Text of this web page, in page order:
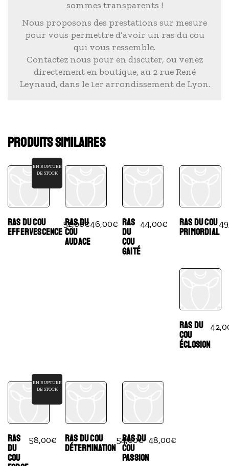
sommes transparents !
Nous proposons des prestations sur mesure
pour vous permettre d’avoir un ras du cou
qui vous ressemble.
Contactez nous pour en discuter, ou venez
directement en boutique, au 2 rue René
Leynaud, dans le 1er arrondissement de Lyon.
PRODUITS SIMILAIRES
EN RUPTURE
DE STOCK
RAS DU COU
EFFERVESCENCE
51,00€
RAS DU
COU
AUDACE
46,00€ RAS
DU
COU
GAITÉ
44,00€
RAS DU COU
PRIMORDIAL
RAS DU
COU
ÉCLOSION
EN RUPTURE
DE STOCK
RAS
DU
COU
58,00€
RAS DU COU
DÉTERMINATION
54,00€
RAS DU
COU
PASSION
48,00€